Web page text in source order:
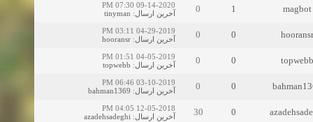
magbot
1
0
09-14-2020 07:30 PM
آخرین ارسال:
tinyman
hooransr
0
0
04-29-2019 03:11 PM
آخرین ارسال:
hooransr
topwebb
0
0
04-05-2019 01:51 PM
آخرین ارسال:
topwebb
0
0
03-10-2019 06:46 PM
آخرین ارسال:
bahman1369
0
30
12-05-2018 04:05 PM
آخرین ارسال:
azadehsadeghi